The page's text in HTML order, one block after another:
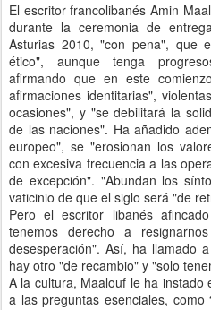
El escritor francolibanés Amin
durante la ceremonia de
Asturias 2010, "con pena", que
ético", aunque tenga
afirmando que en este
afirmaciones identitarias",
ocasiones", y "se debilitará la
de las naciones". Ha añadido
europeo", se "erosionan los
con excesiva frecuencia a las
de excepción". "Abundan los
vaticinio de que el siglo será "de
Pero el escritor libanés
tenemos derecho a
desesperación". Así, ha llamado
hay otro "de recambio" y "solo
A la cultura, Maalouf le ha
a las preguntas esenciales,